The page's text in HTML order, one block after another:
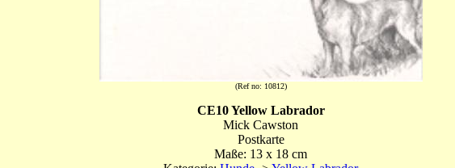
(Ref no: 10812)
CE10 Yellow Labrador
Mick Cawston
Postkarte
Maße: 13 x 18 cm